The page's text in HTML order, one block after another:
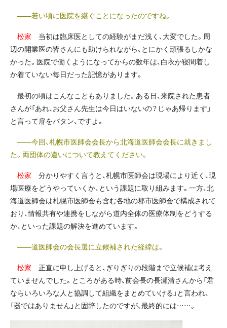
――若い頃に医院を継ぐことになったのですね。
松家 当初は臨床医としての経験がまだ浅く、大変でした。周
辺の開業医の皆さんにも助けられながら、とにかく頑張るしかな
かった。医院で働くようになってからの数年は、白衣か寝間着し
か着ていない毎日だった記憶があります。
最初の頃はこんなこともありました。ある日、来院された患者
さんが「あれ、お父さん先生は今日はいないの？じゃあ帰ります」
と言って扉をバタン、ですよ。
――今回、札幌市医師会会長から北海道医師会会長に就きまし
た。両団体の違いについて教えてください。
松家 分かりやすく言うと、札幌市医師会は現場により近く、現
場医療をどうやっていくか、という課題に取り組みます。一方、北
海道医師会は札幌市医師会も含む各地の郡市医師会で構成されて
おり、情報共有や連携をしながら道内全体の医療体制をどうする
か、といった課題の解決を進めています。
――道医師会の会長選に立候補された経緯は。
松家 正直に申し上げると、ぎりぎりの段階まで立候補は考え
ていませんでした。ところがある時、前会長の長瀬清さんから「君
ならいろいろな人と協調して組織をまとめていける」と言われ、
「器ではありません」と固辞したのですが、最終的には……。